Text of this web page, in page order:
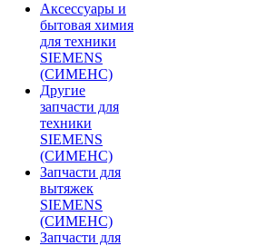
Аксессуары и
бытовая химия
для техники
SIEMENS
(СИМЕНС)
Другие
запчасти для
техники
SIEMENS
(СИМЕНС)
Запчасти для
вытяжек
SIEMENS
(СИМЕНС)
Запчасти для